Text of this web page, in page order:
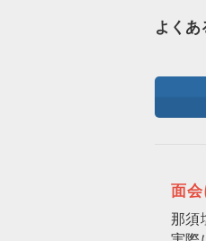
よくあ
面
那須